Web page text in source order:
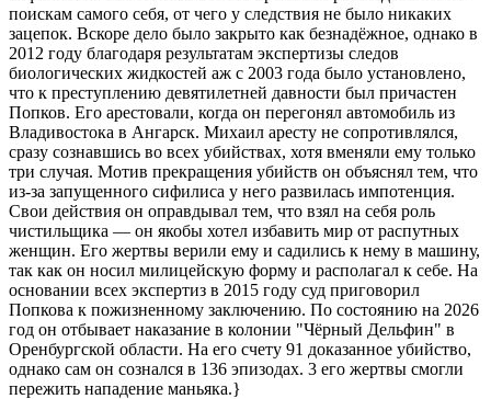
поискам самого себя, от чего у следствия не было никаких
зацепок. Вскоре дело было закрыто как безнадёжное, однако в
2012 году благодаря результатам экспертизы следов
биологических жидкостей аж с 2003 года было установлено,
что к преступлению девятилетней давности был причастен
Попков. Его арестовали, когда он перегонял автомобиль из
Владивостока в Ангарск. Михаил аресту не сопротивлялся,
сразу сознавшись во всех убийствах, хотя вменяли ему только
три случая. Мотив прекращения убийств он объяснял тем, что
из-за запущенного сифилиса у него развилась импотенция.
Свои действия он оправдывал тем, что взял на себя роль
чистильщика — он якобы хотел избавить мир от распутных
женщин. Его жертвы верили ему и садились к нему в машину,
так как он носил милицейскую форму и располагал к себе. На
основании всех экспертиз в 2015 году суд приговорил
Попкова к пожизненному заключению. По состоянию на 2026
год он отбывает наказание в колонии "Чёрный Дельфин" в
Оренбургской области. На его счету 91 доказанное убийство,
однако сам он сознался в 136 эпизодах. 3 его жертвы смогли
пережить нападение маньяка.}